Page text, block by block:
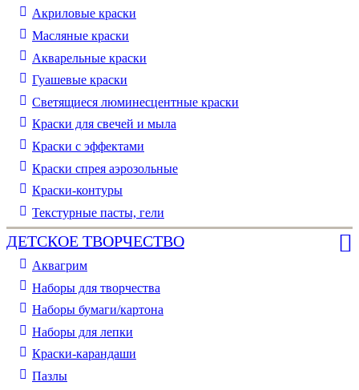
Акриловые краски
Масляные краски
Акварельные краски
Гуашевые краски
Светящиеся люминесцентные краски
Краски для свечей и мыла
Краски с эффектами
Краски спрея аэрозольные
Краски-контуры
Текстурные пасты, гели
ДЕТСКОЕ ТВОРЧЕСТВО
Аквагрим
Наборы для творчества
Наборы бумаги/картона
Наборы для лепки
Краски-карандаши
Пазлы